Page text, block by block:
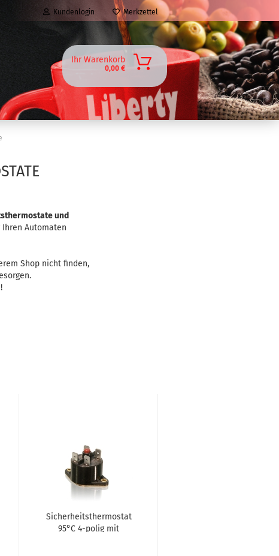
Kundenlogin Merkzettel
Ihr Warenkorb
0,00 €
und
Ihren Automaten
Shop nicht finden,
Sicherheitsthermostat
95°C 4-polig mit